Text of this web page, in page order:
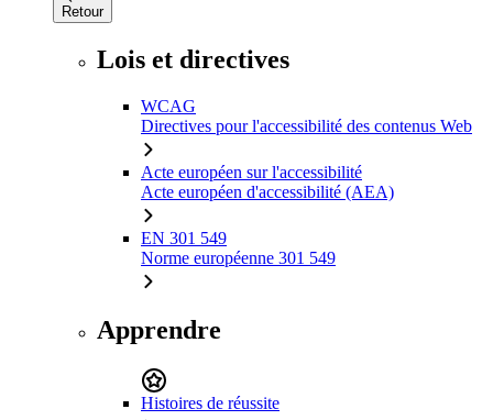
Retour
Lois et directives
WCAG
Directives pour l'accessibilité des contenus Web
Acte européen sur l'accessibilité
Acte européen d'accessibilité (AEA)
EN 301 549
Norme européenne 301 549
Apprendre
Histoires de réussite